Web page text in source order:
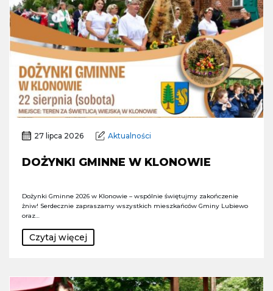
27 lipca 2026 Aktualności
DOŻYNKI GMINNE W KLONOWIE
Dożynki Gminne 2026 w Klonowie – wspólnie świętujmy zakończenie
żniw! Serdecznie zapraszamy wszystkich mieszkańców Gminy Lubiewo
oraz…
Czytaj więcej